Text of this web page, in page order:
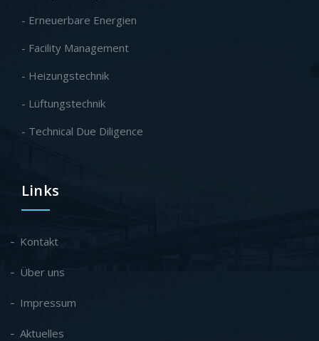
- Erneuerbare Energien
- Facility Management
- Heizungstechnik
- Lüftungstechnik
- Technical Due Diligence
Links
Kontakt
Über uns
Impressum
Aktuelles